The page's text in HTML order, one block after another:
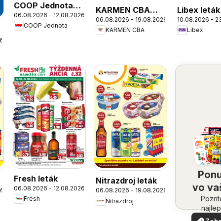
COOP Jednota
leták
06.08.2026 - 12.08.2026
COOP Jednota
KARMEN CBA
leták
06.08.2026 - 19.08.2026
KARMEN CBA
Libex leták
10.08.2026 -
Libex
Fresh leták
06.08.2026 - 12.08.2026
Fresh
Nitrazdroj leták
06.08.2026 - 19.08.2026
Nitrazdroj
vo